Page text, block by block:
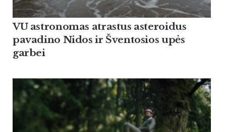
VU astronomas atrastus asteroidus
pavadino Nidos ir Šventosios upės
garbei